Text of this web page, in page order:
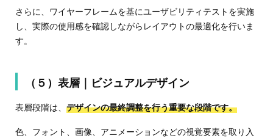
さらに、ワイヤーフレームを基にユーザビリティテストを実施
し、実際の使用感を確認しながらレイアウトの最適化を行いま
す。
（５）表層｜ビジュアルデザイン
表層段階は、 デザインの最終調整を行う重要な段階です。
色、フォント、画像、アニメーションなどの視覚要素を取り入